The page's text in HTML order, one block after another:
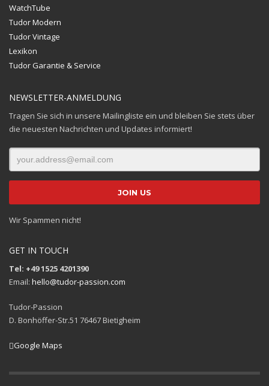
WatchTube
Tudor Modern
Tudor Vintage
Lexikon
Tudor Garantie & Service
NEWSLETTER-ANMELDUNG
Tragen Sie sich in unsere Mailingliste ein und bleiben Sie stets über
die neuesten Nachrichten und Updates informiert!
Wir Spammen nicht!
GET IN TOUCH
Tel: +49 1525 4201390
Email: hello@tudor-passion.com
Tudor-Passion
D. Bonhöffer-Str.51 76467 Bietigheim
Google Maps